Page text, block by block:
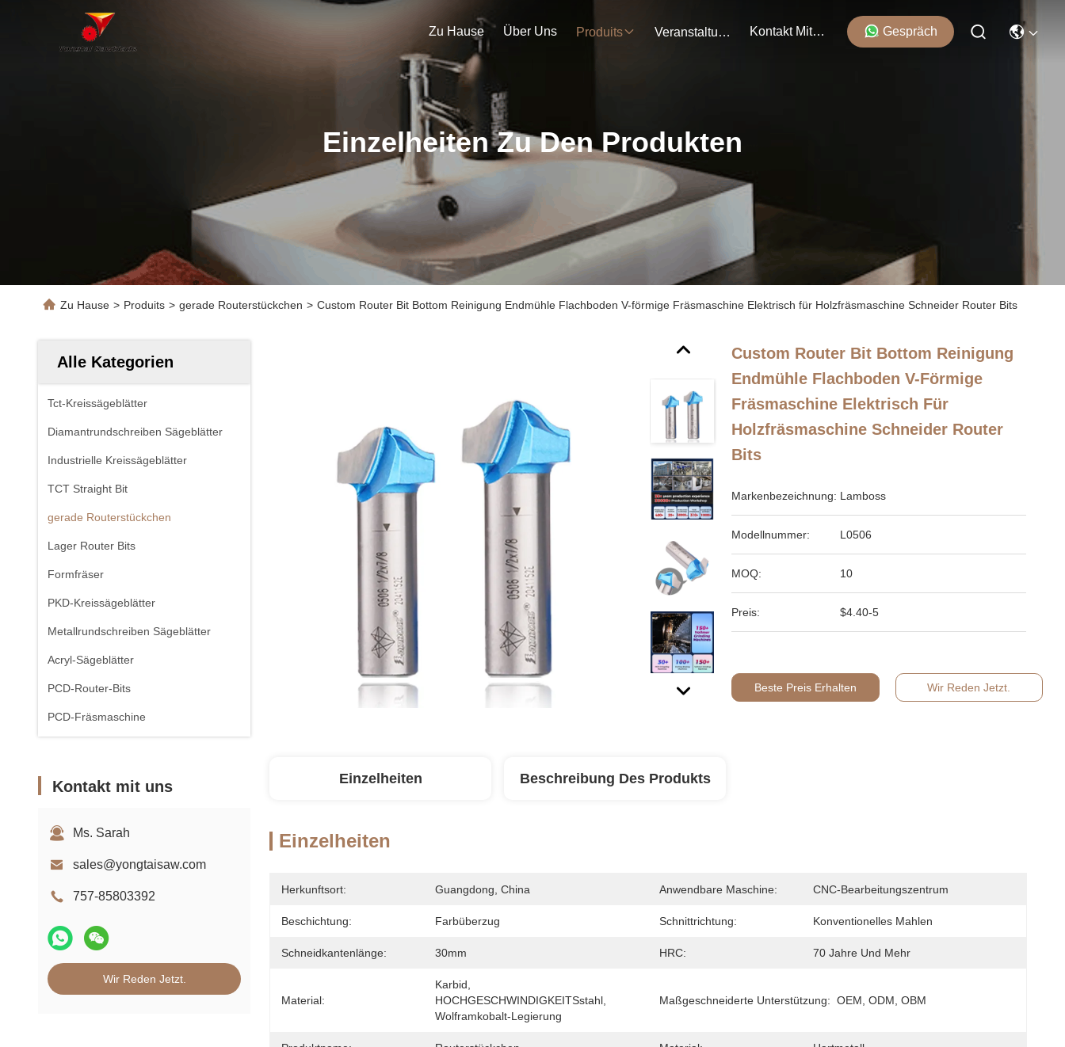
Zu Hause Über Uns Produits Veranstaltungen Kontakt Mit Uns Gespräch
Einzelheiten Zu Den Produkten
Zu Hause > Produits > gerade Routerstückchen > Custom Router Bit Bottom Reinigung Endmühle Flachboden V-förmige Fräsmaschine Elektrisch für Holzfräsmaschine Schneider Router Bits
Alle Kategorien
Tct-Kreissägeblätter
Diamantrundschreiben Sägeblätter
Industrielle Kreissägeblätter
TCT Straight Bit
gerade Routerstückchen
Lager Router Bits
Formfräser
PKD-Kreissägeblätter
Metallrundschreiben Sägeblätter
Acryl-Sägeblätter
PCD-Router-Bits
PCD-Fräsmaschine
Kontakt mit uns
Ms. Sarah
sales@yongtaisaw.com
757-85803392
Wir Reden Jetzt.
Custom Router Bit Bottom Reinigung
Endmühle Flachboden V-Förmige
Fräsmaschine Elektrisch Für
Holzfräsmaschine Schneider Router
Bits
Markenbezeichnung: Lamboss
Modellnummer: L0506
MOQ: 10
Preis: $4.40-5
Beste Preis Erhalten Wir Reden Jetzt.
Einzelheiten Beschreibung Des Produkts
Einzelheiten
Herkunftsort: Guangdong, China Anwendbare Maschine: CNC-Bearbeitungszentrum
Beschichtung: Farbüberzug Schnittrichtung: Konventionelles Mahlen
Schneidkantenlänge: 30mm HRC: 70 Jahre Und Mehr
Material:
Karbid,
HOCHGESCHWINDIGKEITSstahl,
Wolframkobalt-Legierung
Maßgeschneiderte Unterstützung: OEM, ODM, OBM